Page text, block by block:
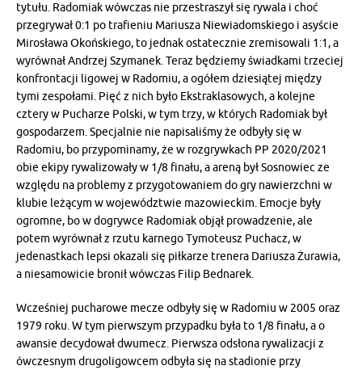
tytułu. Radomiak wówczas nie przestraszył się rywala i choć
przegrywał 0:1 po trafieniu Mariusza Niewiadomskiego i asyście
Mirosława Okońskiego, to jednak ostatecznie zremisowali 1:1, a
wyrównał Andrzej Szymanek. Teraz będziemy świadkami trzeciej
konfrontacji ligowej w Radomiu, a ogółem dziesiątej między
tymi zespołami. Pięć z nich było Ekstraklasowych, a kolejne
cztery w Pucharze Polski, w tym trzy, w których Radomiak był
gospodarzem. Specjalnie nie napisaliśmy że odbyły się w
Radomiu, bo przypominamy, że w rozgrywkach PP 2020/2021
obie ekipy rywalizowały w 1/8 finału, a areną był Sosnowiec ze
względu na problemy z przygotowaniem do gry nawierzchni w
klubie leżącym w województwie mazowieckim. Emocje były
ogromne, bo w dogrywce Radomiak objął prowadzenie, ale
potem wyrównał z rzutu karnego Tymoteusz Puchacz, w
jedenastkach lepsi okazali się piłkarze trenera Dariusza Żurawia,
a niesamowicie bronił wówczas Filip Bednarek.
Wcześniej pucharowe mecze odbyły się w Radomiu w 2005 oraz
1979 roku. W tym pierwszym przypadku była to 1/8 finału, a o
awansie decydował dwumecz. Pierwsza odsłona rywalizacji z
ówczesnym drugoligowcem odbyła się na stadionie przy